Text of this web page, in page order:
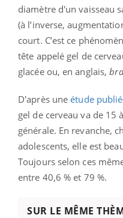
diamètre d'un vaisseau
(à l’inverse,
court. C’est ce
tête appelé gel de
glacée ou, en anglais,
D'après uneétude
gel de cerveau va de 15
générale. En revanche,
adolescents, elle est
Toujours selon ces
entre 40,6 % et 79 %.
SUR LE MÊME